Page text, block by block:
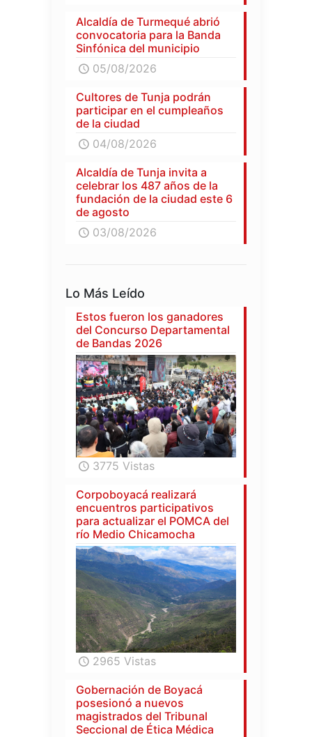
Alcaldía de Turmequé abrió
convocatoria para la Banda
Sinfónica del municipio
05/08/2026
Cultores de Tunja podrán
participar en el cumpleaños
de la ciudad
04/08/2026
Alcaldía de Tunja invita a
celebrar los 487 años de la
fundación de la ciudad este 6
de agosto
03/08/2026
Lo Más Leído
Estos fueron los ganadores
del Concurso Departamental
de Bandas 2026
3775 Vistas
Corpoboyacá realizará
encuentros participativos
para actualizar el POMCA del
río Medio Chicamocha
2965 Vistas
Gobernación de Boyacá
posesionó a nuevos
magistrados del Tribunal
Seccional de Ética Médica